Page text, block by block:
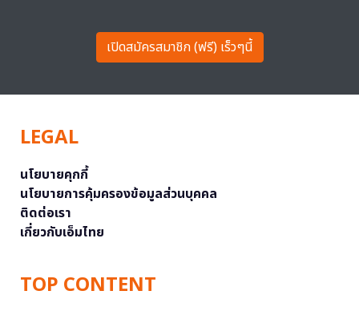
เปิดสมัครสมาชิก (ฟรี) เร็วๆนี้
LEGAL
นโยบายคุกกี้
นโยบายการคุ้มครองข้อมูลส่วนบุคคล
ติดต่อเรา
เกี่ยวกับเอ็มไทย
TOP CONTENT